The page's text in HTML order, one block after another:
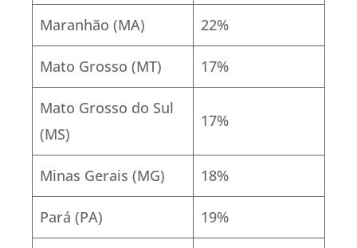
Maranhão (MA) 22%
Mato Grosso (MT) 17%
Mato Grosso do Sul
(MS)
17%
Minas Gerais (MG) 18%
Pará (PA) 19%